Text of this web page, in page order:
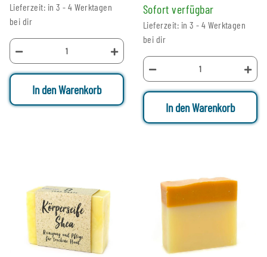
Lieferzeit: in 3 - 4 Werktagen
bei dir
In den Warenkorb
Sofort verfügbar
Lieferzeit: in 3 - 4 Werktagen
bei dir
In den Warenkorb